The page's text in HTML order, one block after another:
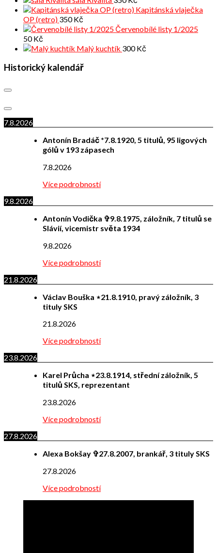
Kapitánská vlaječka
OP (retro) 350Kč
Červenobílé listy 1/2025
50Kč
Malý kuchtík 300Kč
Historický kalendář
7.8.2026
Antonín Bradáč *7.8.1920, 5 titulů, 95 ligových
gólů v 193 zápasech
7.8.2026
Více podrobností
9.8.2026
Antonín Vodička ✞9.8.1975, záložník, 7 titulů se
Slávií, vicemistr světa 1934
9.8.2026
Více podrobností
21.8.2026
Václav Bouška ⋆21.8.1910, pravý záložník, 3
tituly SKS
21.8.2026
Více podrobností
23.8.2026
Karel Průcha ⋆23.8.1914, střední záložník, 5
titulů SKS, reprezentant
23.8.2026
Více podrobností
27.8.2026
Alexa Bokšay ✞27.8.2007, brankář, 3 tituly SKS
27.8.2026
Více podrobností